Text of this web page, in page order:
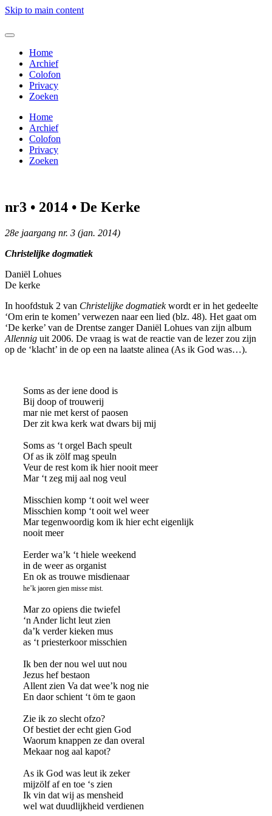
Skip to main content
Home
Archief
Colofon
Privacy
Zoeken
Home
Archief
Colofon
Privacy
Zoeken
nr3 • 2014 • De Kerke
28e jaargang nr. 3 (jan. 2014)
Christelijke dogmatiek
Daniël Lohues
De kerke
In hoofdstuk 2 van Christelijke dogmatiekwordt er in het gedeelte
‘Om erin te komen’ verwezen naar een lied (blz. 48). Het gaat om
‘De kerke’ van de Drentse zanger Daniël Lohues van zijn album
Allennig uit 2006. De vraag is wat de reactie van de lezer zou zijn
op de ‘klacht’ in de op een na laatste alinea (As ik God was…).
Soms as der iene dood is
Bij doop of trouwerij
mar nie met kerst of paosen
Der zit kwa kerk wat dwars bij mij
Soms as ‘t orgel Bach speult
Of as ik zölf mag speuln
Veur de rest kom ik hier nooit meer
Mar ‘t zeg mij aal nog veul
Misschien komp ‘t ooit wel weer
Misschien komp ‘t ooit wel weer
Mar tegenwoordig kom ik hier echt eigenlijk
nooit meer
Eerder wa’k ‘t hiele weekend
in de weer as organist
En ok as trouwe misdienaar
he’k jaoren gien misse mist.
Mar zo opiens die twiefel
‘n Ander licht leut zien
da’k verder kieken mus
as ‘t priesterkoor misschien
Ik ben der nou wel uut nou
Jezus hef bestaon
Allent zien Va dat wee’k nog nie
En daor schient ‘t öm te gaon
Zie ik zo slecht ofzo?
Of bestiet der echt gien God
Waorum knappen ze dan overal
Mekaar nog aal kapot?
As ik God was leut ik zeker
mijzölf af en toe ‘s zien
Ik vin dat wij as mensheid
wel wat duudlijkheid verdienen